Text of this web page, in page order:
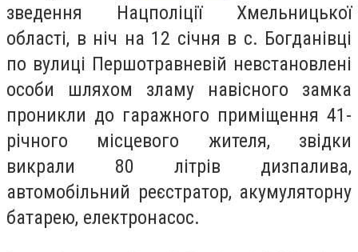
зведення Нацполіції Хмельницької
області, в ніч на 12 січня в с. Богданівці
по вулиці Першотравневій невстановлені
особи шляхом зламу навісного замка
проникли до гаражного приміщення 41-
річного місцевого жителя, звідки
викрали 80 літрів дизпалива,
автомобільний реєстратор, акумуляторну
батарею, електронасос.